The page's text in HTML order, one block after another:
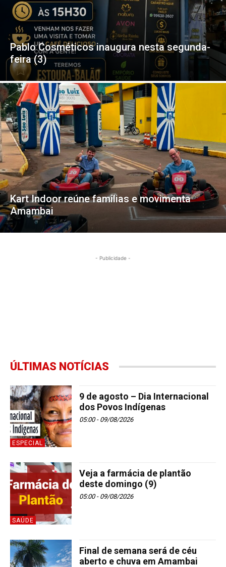
Pablo Cosméticos inaugura nesta segunda-
feira (3)
Kart Indoor reúne famílias e movimenta
Amambai
- Publicidade -
ÚLTIMAS NOTÍCIAS
ESPECIAL
9 de agosto – Dia Internacional
dos Povos Indígenas
05:00 - 09/08/2026
SAÚDE
Veja a farmácia de plantão
deste domingo (9)
05:00 - 09/08/2026
Final de semana será de céu
aberto e chuva em Amambai